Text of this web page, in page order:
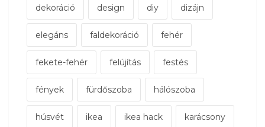
dekoráció design diy dizájn
elegáns faldekoráció fehér
fekete-fehér felújítás festés
fények fürdőszoba hálószoba
húsvét ikea ikea hack karácsony